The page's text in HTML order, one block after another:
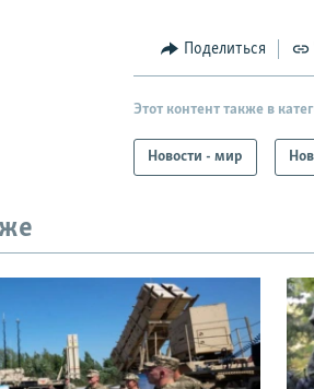
Поделиться
Этот контент также в
Новости - мир